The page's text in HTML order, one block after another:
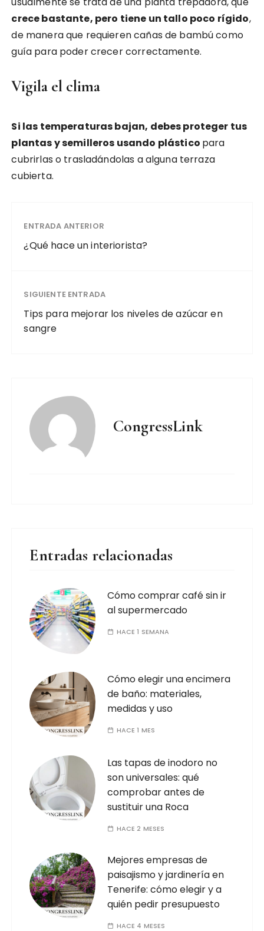
crece bastante, pero tiene un tallo poco rígido,
de manera que requieren cañas de bambú como
guía para poder crecer correctamente.
Vigila el clima
Si las temperaturas bajan, debes proteger tus
plantas y semilleros usando plástico para
cubrirlas o trasladándolas a alguna terraza
cubierta.
ENTRADA ANTERIOR
¿Qué hace un interiorista?
SIGUIENTE ENTRADA
Tips para mejorar los niveles de azúcar en
sangre
CongressLink
Entradas relacionadas
Cómo comprar café sin ir
al supermercado
HACE 1 SEMANA
Cómo elegir una encimera
de baño: materiales,
medidas y uso
HACE 1 MES
Las tapas de inodoro no
son universales: qué
comprobar antes de
sustituir una Roca
HACE 2 MESES
Mejores empresas de
paisajismo y jardinería en
Tenerife: cómo elegir y a
quién pedir presupuesto
HACE 4 MESES